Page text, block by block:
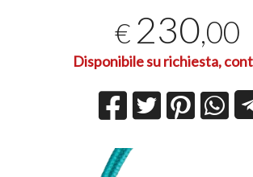
€ 230,00
Disponibile su richiesta,